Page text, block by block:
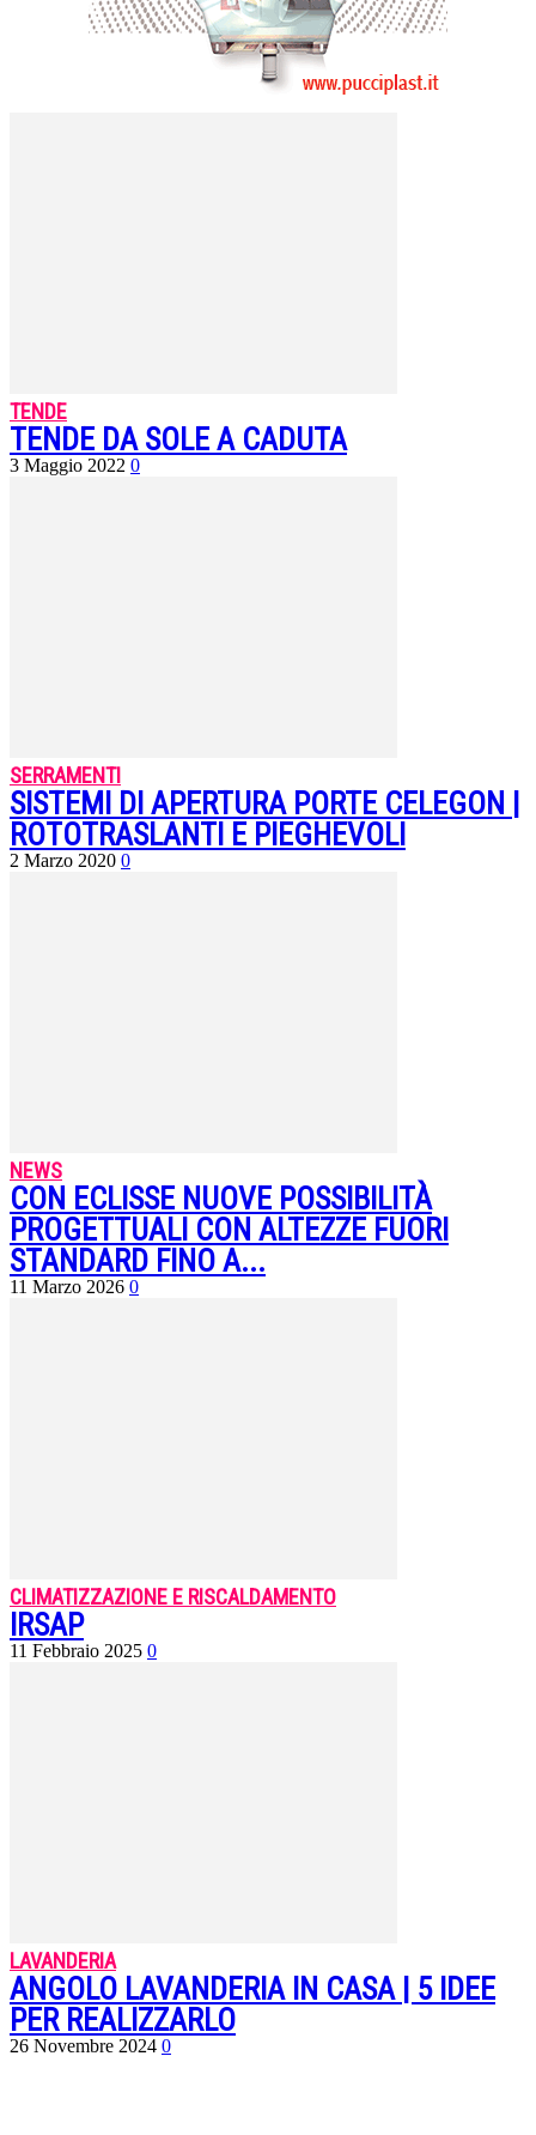
TENDE
TENDE DA SOLE A CADUTA
3 Maggio 2022 0
SERRAMENTI
SISTEMI DI APERTURA PORTE CELEGON |
ROTOTRASLANTI E PIEGHEVOLI
2 Marzo 2020 0
NEWS
CON ECLISSE NUOVE POSSIBILITÀ
PROGETTUALI CON ALTEZZE FUORI
STANDARD FINO A...
11 Marzo 2026 0
CLIMATIZZAZIONE E RISCALDAMENTO
IRSAP
11 Febbraio 2025 0
LAVANDERIA
ANGOLO LAVANDERIA IN CASA | 5 IDEE
PER REALIZZARLO
26 Novembre 2024 0